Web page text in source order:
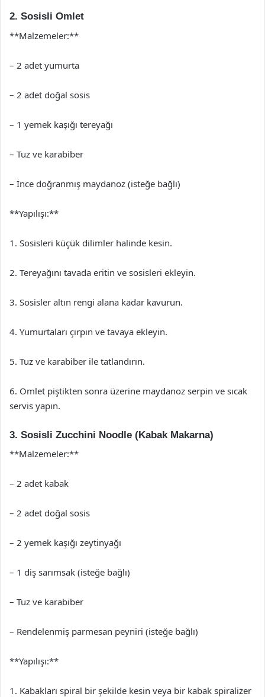
2. Sosisli Omlet
**Malzemeler:**
– 2 adet yumurta
– 2 adet doğal sosis
– 1 yemek kaşığı tereyağı
– Tuz ve karabiber
– İnce doğranmış maydanoz (isteğe bağlı)
**Yapılışı:**
1. Sosisleri küçük dilimler halinde kesin.
2. Tereyağını tavada eritin ve sosisleri ekleyin.
3. Sosisler altın rengi alana kadar kavurun.
4. Yumurtaları çırpın ve tavaya ekleyin.
5. Tuz ve karabiber ile tatlandırın.
6. Omlet piştikten sonra üzerine maydanoz serpin ve sıcak
servis yapın.
3. Sosisli Zucchini Noodle (Kabak Makarna)
**Malzemeler:**
– 2 adet kabak
– 2 adet doğal sosis
– 2 yemek kaşığı zeytinyağı
– 1 diş sarımsak (isteğe bağlı)
– Tuz ve karabiber
– Rendelenmiş parmesan peyniri (isteğe bağlı)
**Yapılışı:**
1. Kabakları spiral bir şekilde kesin veya bir kabak spiralizer